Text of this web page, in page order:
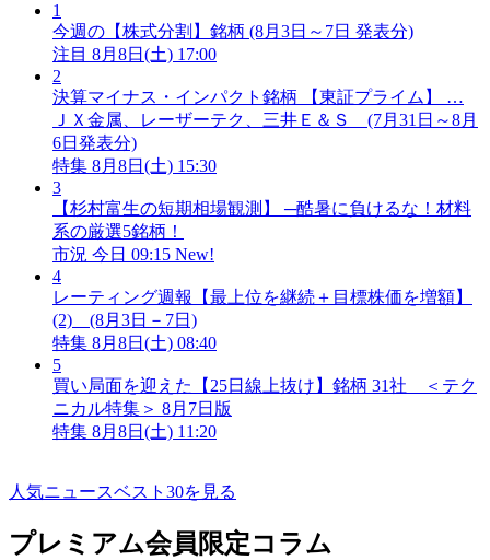
1
今週の【株式分割】銘柄 (8月3日～7日 発表分)
注目 8月8日(土) 17:00
2
決算マイナス・インパクト銘柄 【東証プライム】 …
ＪＸ金属、レーザーテク、三井Ｅ＆Ｓ (7月31日～8月
6日発表分)
特集 8月8日(土) 15:30
3
【杉村富生の短期相場観測】 ─酷暑に負けるな！材料
系の厳選5銘柄！
市況 今日 09:15 New!
4
レーティング週報【最上位を継続＋目標株価を増額】
(2) (8月3日－7日)
特集 8月8日(土) 08:40
5
買い局面を迎えた【25日線上抜け】銘柄 31社 ＜テク
ニカル特集＞ 8月7日版
特集 8月8日(土) 11:20
人気ニュースベスト30を見る
プレミアム会員限定コラム